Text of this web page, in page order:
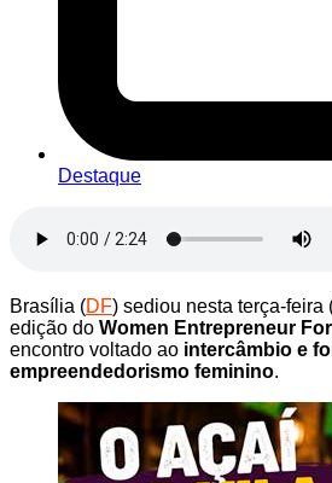
Destaque
Brasília (DF) sediou nesta terça-feira
edição do Women Entrepreneur
encontro voltado ao intercâmbio e
empreendedorismo feminino.